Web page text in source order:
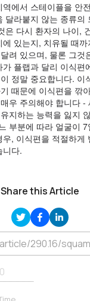
에서 스테이플을 안
달라붙지 않는 종류의
은 다시 환자의 나이,
있는지, 치유될 때
려 있으며, 물론 그것
플랩과 달리 이식편
정말 중요합니다. 이
때문에 이식편을 깎
우 주의해야 합니다 -
지하는 능력을 잃지
부분에 따라 얼굴이
, 이식편을 적절하게
니다.
Share this Article